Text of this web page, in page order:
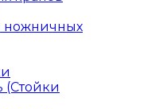
ножничных
(Стойки